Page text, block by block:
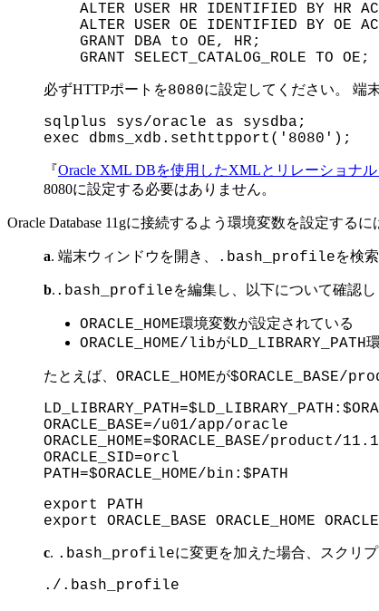
ALTER USER HR IDENTIFIED BY HR
ALTER USER OE IDENTIFIED BY OE
GRANT DBA to OE, HR;
GRANT SELECT_CATALOG_ROLE TO OE;
必ずHTTPポートを8080に設定してください。 端
sqlplus sys/oracle as sysdba;
exec dbms_xdb.sethttpport('8080');
『Oracle XML DBを使用したXMLとリレーショナ
8080に設定する必要はありません。
Oracle Database 11gに接続するよう環境変数を設定するに
a. 端末ウィンドウを開き、 .bash_profileを検
b. .bash_profileを編集し、以下について確認し
ORACLE_HOME環境変数が設定されている
ORACLE_HOME/libがLD_LIBRARY_PATH
たとえば、 ORACLE_HOMEが$ORACLE_BASE/
ORACLE_BASE=/u01/app/oracle
ORACLE_HOME=$ORACLE_BASE/product/
ORACLE_SID=orcl
PATH=$ORACLE_HOME/bin:$PATH
export PATH
export ORACLE_BASE ORACLE_HOME
c. .bash_profileに変更を加えた場合、スクリ
./.bash_profile